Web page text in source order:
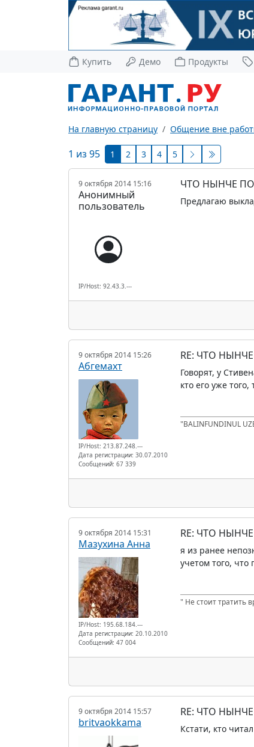
Купить Демо Продукты
На главную страницу Общение вне
1 из 95 1 2 3 4 5
9 октября 2014 15:16
Анонимный
пользователь
IP/Host: 92.43.3.---
ЧТО НЫНЧЕ
Предлагаю
9 октября 2014 15:26
Абгемахт
IP/Host: 213.87.248.---
Дата регистрации: 30.07.2010
Сообщений: 67 339
RE: ЧТО
Говорят, у
кто его уже
"BALINFUNDINUL
9 октября 2014 15:31
Мазухина Анна
IP/Host: 195.68.184.---
Дата регистрации: 20.10.2010
Сообщений: 47 004
RE: ЧТО
я из ранее
учетом того,
" Не стоит тратить
9 октября 2014 15:57
britvaokkama
RE: ЧТО
Кстати, кто